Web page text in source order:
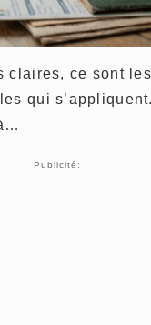
claires, ce sont
qui
Publicité: